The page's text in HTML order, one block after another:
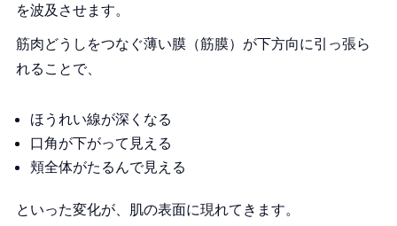
を波及させます。
筋肉どうしをつなぐ薄い膜（筋膜）が下方向に引っ張ら
れることで、
ほうれい線が深くなる
口角が下がって見える
頬全体がたるんで見える
といった変化が、肌の表面に現れてきます。